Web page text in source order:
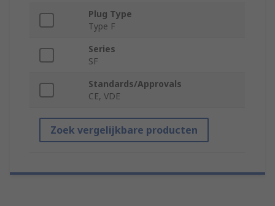
Plug Type
Type F
Series
SF
Standards/Approvals
CE, VDE
Zoek vergelijkbare producten